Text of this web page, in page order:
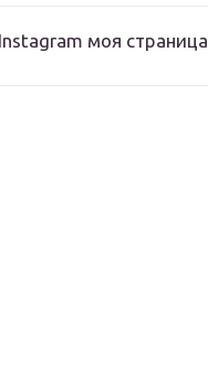
Instagram моя страница